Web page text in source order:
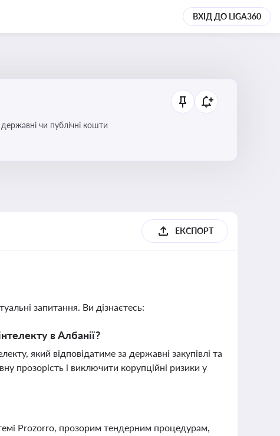
ВХІД ДО LIGA360
державні чи публічні кошти
ЕКСПОРТ
запитання. Ви дізнаєтесь:
в Албанії?
який відповідатиме за державні закупівлі та
прозорість і виключити корупційні ризики у
Prozorro, прозорим тендерним процедурам,